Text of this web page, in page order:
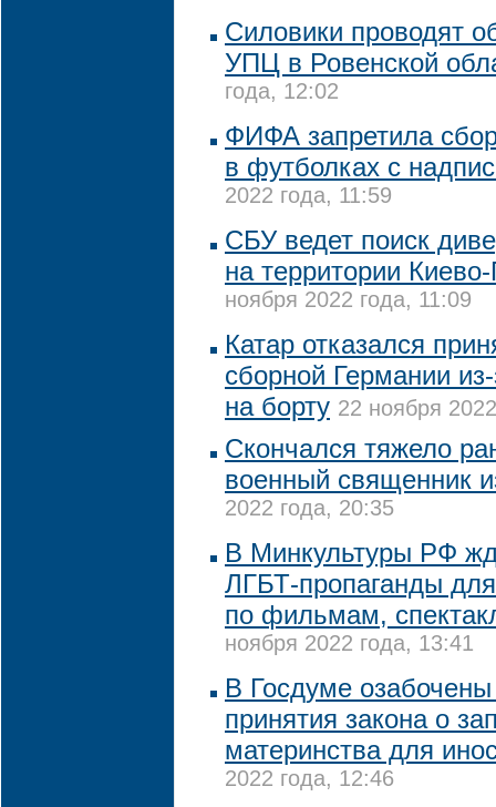
Силовики проводят
УПЦ в Ровенской
года, 12:02
ФИФА запретила
в футболках с
2022 года, 11:59
СБУ ведет поиск
на территории
ноября 2022 года, 11:09
Катар отказался
сборной Германии
на борту 22 ноября
Скончался тяжело
военный священник
2022 года, 20:35
В Минкультуры РФ
ЛГБТ-пропаганды
по фильмам,
ноября 2022 года, 13:41
В Госдуме озабочены
принятия закона о
материнства для
2022 года, 12:46